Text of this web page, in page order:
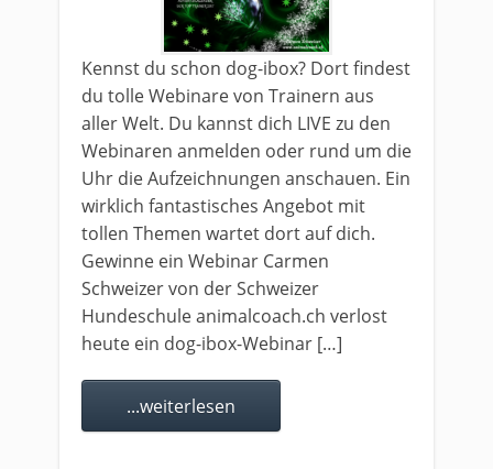
Kennst du schon dog-ibox? Dort findest
du tolle Webinare von Trainern aus
aller Welt. Du kannst dich LIVE zu den
Webinaren anmelden oder rund um die
Uhr die Aufzeichnungen anschauen. Ein
wirklich fantastisches Angebot mit
tollen Themen wartet dort auf dich.
Gewinne ein Webinar Carmen
Schweizer von der Schweizer
Hundeschule animalcoach.ch verlost
heute ein dog-ibox-Webinar […]
...weiterlesen